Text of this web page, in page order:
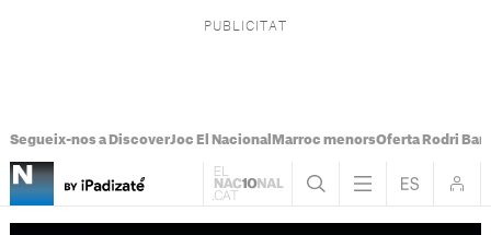
Segueix-nos a DiscoverJoc El Nacional Marroc menorsOferta Rodri